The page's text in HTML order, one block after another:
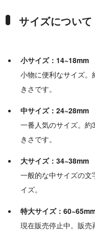
サイズについて
小サイズ：14~18mm
小物に便利なサイズ
きさです。
中サイズ：24~28mm
一番人気のサイズ。
きさです。
大サイズ：34~38mm
一般的な中サイズの
イズ。
特大サイズ：
現在販売停止中。販売